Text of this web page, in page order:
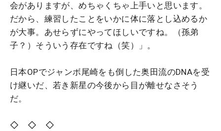
会がありますが、めちゃくちゃ上手いと思います。
だから、練習したことをいかに体に落とし込めるか
が大事。あせらずにやってほしいですね。（孫弟
子？）そういう存在ですね（笑）」。
日本OPでジャンボ尾崎をも倒した奥田流のDNAを受
け継いだ、若き新星の今後から目が離せなさそう
だ。
◇ ◇ ◇